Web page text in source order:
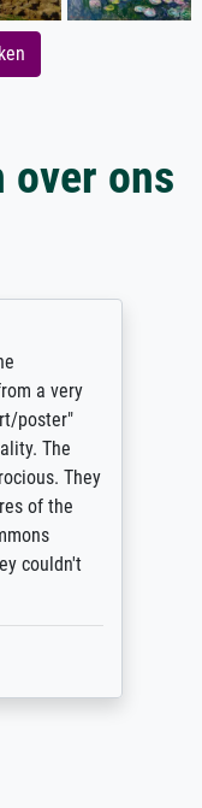
over ons
a very
poster"
The
They
of the
couldn't